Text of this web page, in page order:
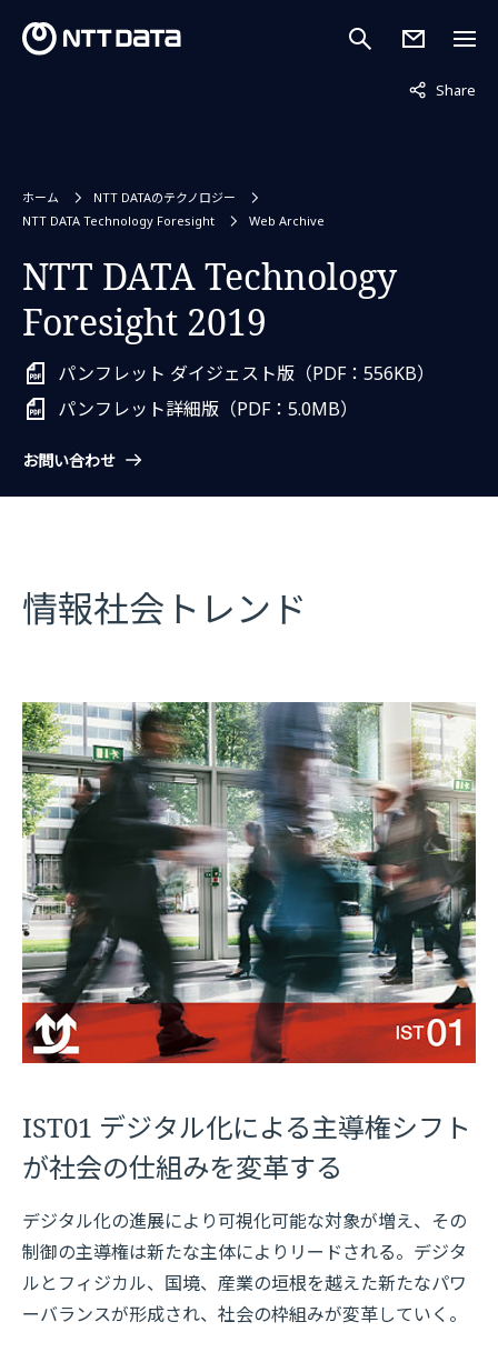
Share
非表示中
ホーム
NTT DATAのテクノロジー
NTT DATA Technology Foresight
Web Archive
NTT DATA Technology
Foresight 2019
パンフレット ダイジェスト版（PDF：556KB）
パンフレット詳細版（PDF：5.0MB）
お問い合わせ
情報社会トレンド
IST01 デジタル化による主導権シフト
が社会の仕組みを変革する
デジタル化の進展により可視化可能な対象が増え、その
制御の主導権は新たな主体によりリードされる。デジタ
ルとフィジカル、国境、産業の垣根を越えた新たなパワ
ーバランスが形成され、社会の枠組みが変革していく。